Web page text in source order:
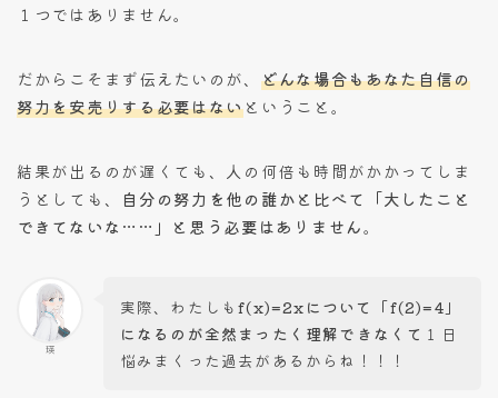
１つではありません。
だからこそまず伝えたいのが、 どんな場合もあなた自信の
努力を安売りする必要はないということ。
結果が出るのが遅くても、人の何倍も時間がかかってしま
うとしても、
自分の努力を他の誰かと比べて「大したこと
できてないな……」と思う必要はありません。
瑛
実際、わたしもf(x)=2xについて「f(2)=4」
になるのが全然まったく理解できなくて １日
悩みまくった過去があるからね！！！